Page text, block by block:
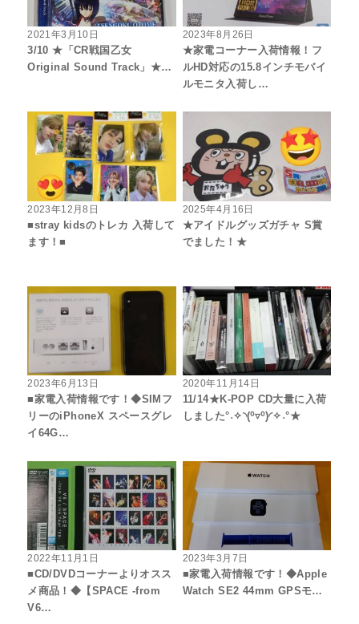
2021年3月10日
3/10 ★「CR戦国乙女
Original Sound Track」★…
2023年8月26日
★家電コーナー入荷情報！フ
ルHD対応の15.8インチモバイ
ルモニタ入荷し…
2023年12月8日
■stray kidsのトレカ 入荷して
ます！■
2025年4月16日
★アイドルグッズガチャ S賞
でました！★
2023年6月13日
■家電入荷情報です！◆SIMフ
リーのiPhoneX スペースグレ
イ64G…
2020年11月14日
11/14★K-POP CD大量に入荷
しました°˖✧◝(⁰▿⁰)◜✧˖°★
2022年11月1日
■CD/DVDコーナーよりオスス
メ商品！◆【SPACE -from
V6…
2023年3月7日
■家電入荷情報です！◆Apple
Watch SE2 44mm GPSモ…